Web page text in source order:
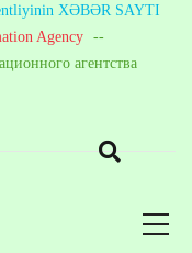
XƏBƏR SAYTI
Agency --
агентства